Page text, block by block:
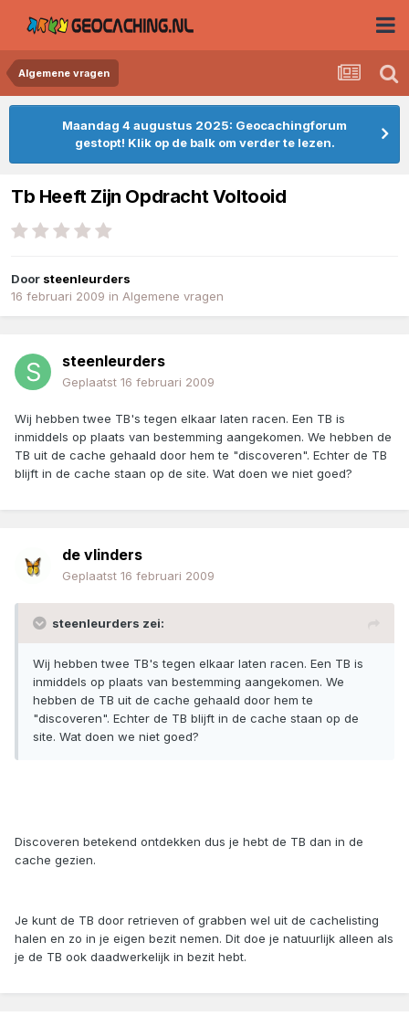
Algemene vragen
Maandag 4 augustus 2025: Geocachingforum
gestopt! Klik op de balk om verder te lezen.
Tb Heeft Zijn Opdracht Voltooid
Door steenleurders
16 februari 2009 in Algemene vragen
steenleurders
Geplaatst 16 februari 2009
Wij hebben twee TB's tegen elkaar laten racen. Een TB is
inmiddels op plaats van bestemming aangekomen. We hebben de
TB uit de cache gehaald door hem te "discoveren". Echter de TB
blijft in de cache staan op de site. Wat doen we niet goed?
de vlinders
Geplaatst 16 februari 2009
steenleurders zei:
Wij hebben twee TB's tegen elkaar laten racen. Een TB is
inmiddels op plaats van bestemming aangekomen. We
hebben de TB uit de cache gehaald door hem te
"discoveren". Echter de TB blijft in de cache staan op de
site. Wat doen we niet goed?
Discoveren betekend ontdekken dus je hebt de TB dan in de
cache gezien.
Je kunt de TB door retrieven of grabben wel uit de cachelisting
halen en zo in je eigen bezit nemen. Dit doe je natuurlijk alleen als
je de TB ook daadwerkelijk in bezit hebt.